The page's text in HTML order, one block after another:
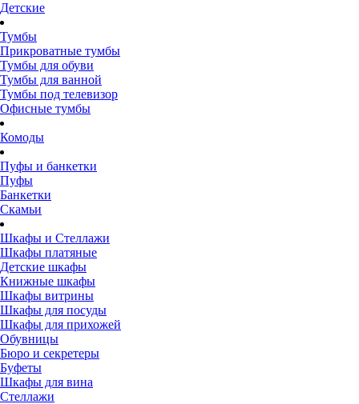
Детские
Тумбы
Прикроватные тумбы
Тумбы для обуви
Тумбы для ванной
Тумбы под телевизор
Офисные тумбы
Комоды
Пуфы и банкетки
Пуфы
Банкетки
Скамьи
Шкафы и Стеллажи
Шкафы платяные
Детские шкафы
Книжные шкафы
Шкафы витрины
Шкафы для посуды
Шкафы для прихожей
Обувницы
Бюро и секретеры
Буфеты
Шкафы для вина
Стеллажи